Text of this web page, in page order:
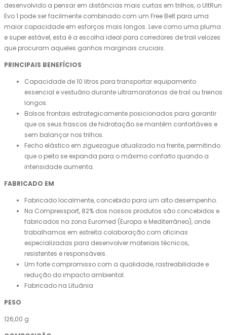
desenvolvido a pensar em distâncias mais curtas em trilhos, o UltRun
Evo 1 pode ser facilmente combinado com um Free Belt para uma
maior capacidade em esforços mais longos. Leve como uma pluma
e super estável, esta é a escolha ideal para corredores de trail velozes
que procuram aqueles ganhos marginais cruciais.
PRINCIPAIS BENEFÍCIOS
Capacidade de 10 litros para transportar equipamento
essencial e vestuário durante ultramaratonas de trail ou treinos
longos.
Bolsos frontais estrategicamente posicionados para garantir
que os seus frascos de hidratação se mantêm confortáveis ​​e
sem balançar nos trilhos.
Fecho elástico em ziguezague atualizado na frente, permitindo
que o peito se expanda para o máximo conforto quando a
intensidade aumenta.
FABRICADO EM
Fabricado localmente, concebido para um alto desempenho.
Na Compressport, 82% dos nossos produtos são concebidos e
fabricados na zona Euromed (Europa e Mediterrâneo), onde
trabalhamos em estreita colaboração com oficinas
especializadas para desenvolver materiais técnicos,
resistentes e responsáveis.
Um forte compromisso com a qualidade, rastreabilidade e
redução do impacto ambiental.
Fabricado na Lituânia
PESO
126,00 g